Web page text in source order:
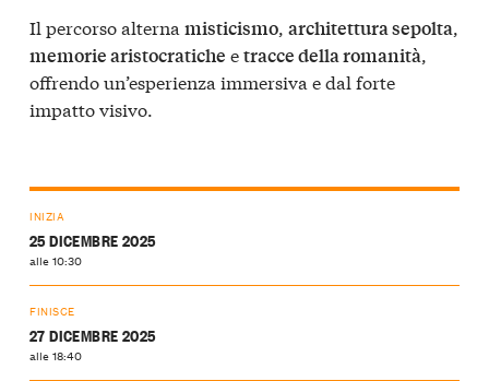
Il percorso alterna misticismo, architettura sepolta,
memorie aristocratiche etracce della romanità,
offrendo un’esperienza immersiva e dal forte
impatto visivo.
INIZIA
25 DICEMBRE 2025
alle 10:30
FINISCE
27 DICEMBRE 2025
alle 18:40